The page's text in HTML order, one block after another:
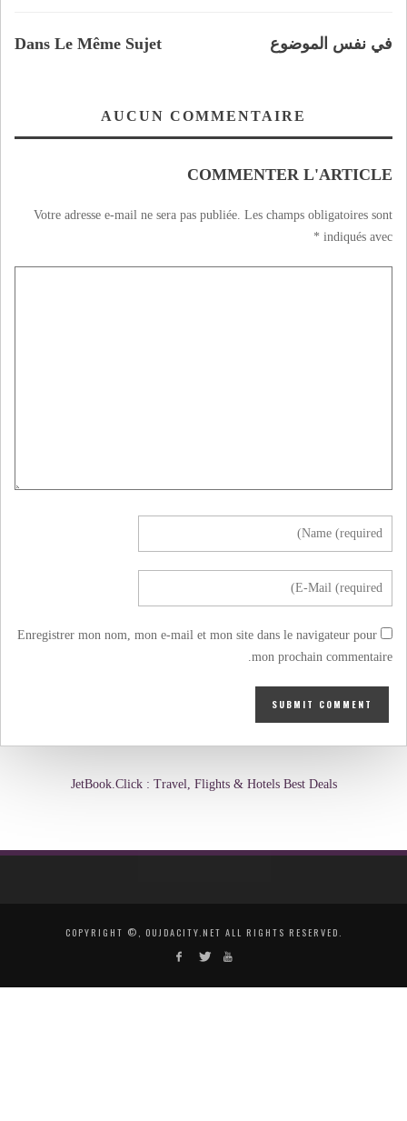
Dans Le Même Sujet في نفس الموضوع
AUCUN COMMENTAIRE
COMMENTER L'ARTICLE
Votre adresse e-mail ne sera pas publiée. Les champs obligatoires sont
indiqués avec
*
Enregistrer mon nom, mon e-mail et mon site dans le navigateur pour
mon prochain commentaire.
JetBook.Click : Travel, Flights & Hotels Best Deals
COPYRIGHT ©, OUJDACITY.NET ALL RIGHTS RESERVED.